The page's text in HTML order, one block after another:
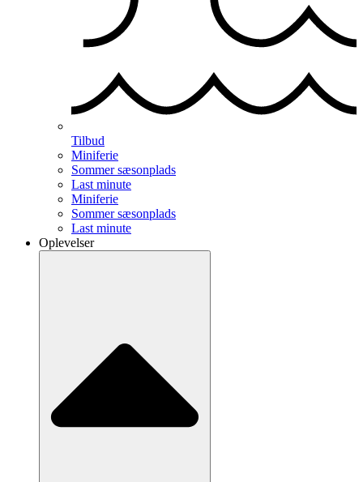
Tilbud
Miniferie
Sommer sæsonplads
Last minute
Miniferie
Sommer sæsonplads
Last minute
Oplevelser